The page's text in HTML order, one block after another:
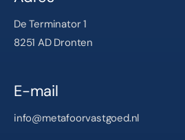
De Terminator 1
8251 AD Dronten
E-mail
info@metafoorvastgoed.nl